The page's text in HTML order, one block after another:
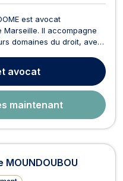
est avocat
Il accompagne
domaines du droit, avec
et de la famille,
pour les ques...
avocat
maintenant